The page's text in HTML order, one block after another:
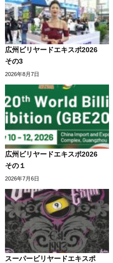
広州ビリヤードエキスポ2026
その3
2026年8月7日
広州ビリヤードエキスポ2026
その１
2026年7月6日
スーパービリヤードエキスポ